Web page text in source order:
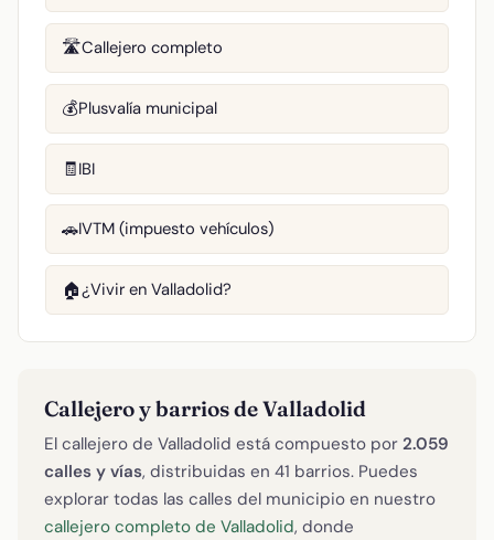
🛣️Callejero completo
💰Plusvalía municipal
🧾IBI
🚗IVTM (impuesto vehículos)
🏠¿Vivir en Valladolid?
Callejero y barrios de Valladolid
El callejero de Valladolid está compuesto por 2.059
calles y vías, distribuidas en 41 barrios. Puedes
explorar todas las calles del municipio en nuestro
callejero completo de Valladolid, donde